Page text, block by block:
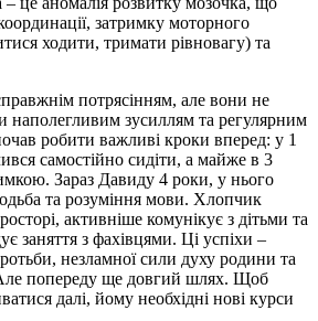
затримку моторного
ходити, тримати рівновагу) та
потрясінням, але вони не
наполегливим зусиллям та регулярним
робити важливі кроки вперед: у 1
самостійно сидіти, а майже в 3
Зараз Давиду 4 роки, у нього
та розуміння мови. Хлопчик
активніше комунікує з дітьми та
заняття з фахівцями. Ці успіхи –
незламної сили духу родини та
Але попереду ще довгий шлях. Щоб
далі, йому необхідні нові курси